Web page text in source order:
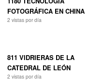
FOTOGRÁFICA EN CHINA
2 vistas por día
811 VIDRIERAS DE LA
CATEDRAL DE LEÓN
2 vistas por día